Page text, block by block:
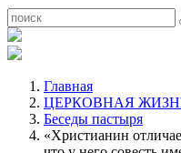
Главная
ЦЕРКОВНАЯ
Беседы пастыря
«Христианин